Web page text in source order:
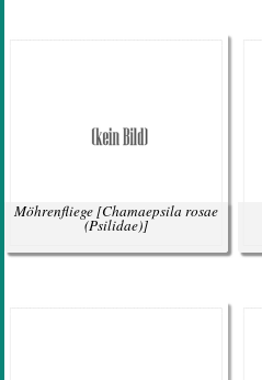
Möhrenfliege[Chamaepsila rosae
(Psilidae)]